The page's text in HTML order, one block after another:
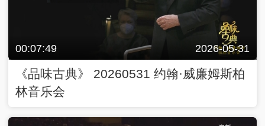
00:07:49 2026-05-31
《品味古典》 20260531 约翰·威廉姆斯柏
林音乐会